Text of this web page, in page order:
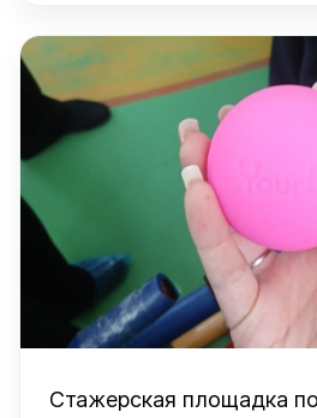
Стажерская площадка